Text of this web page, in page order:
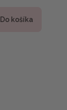
produktu
Do košíka